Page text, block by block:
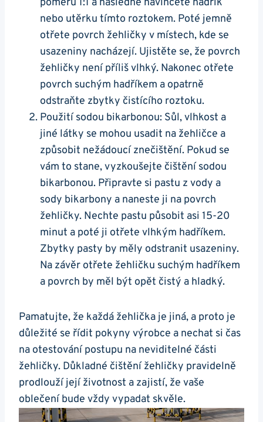
nebo⁤ utěrku tímto roztokem. Poté jemně
‌otřete povrch‌ žehličky v místech,⁢ kde se⁢
usazeniny nacházejí. Ujistěte se, že povrch
žehličky‍ není příliš vlhký. Nakonec‌ otřete⁢
povrch suchým‍ hadříkem a opatrně
odstraňte zbytky čistícího roztoku.
Použití sodou bikarbonou:⁤ Sůl, vlhkost a
jiné látky ⁤se mohou usadit na žehličce a
způsobit nežádoucí znečištění. Pokud se
vám to stane, vyzkoušejte čištění sodou
bikarbonou. Připravte si⁢ pastu z vody a
sody bikarbony a naneste ⁤ji na povrch
žehličky. Nechte pastu působit asi 15-20
minut⁣ a poté‍ ji otřete vlhkým⁣ hadříkem.
Zbytky pasty by měly ‍odstranit usazeniny.
Na závěr​ otřete žehličku suchým ⁤hadříkem
a povrch by měl být opět čistý‍ a hladký.
Pamatujte,‍ že každá žehlička je jiná, a proto je
důležité se řídit‍ pokyny výrobce ⁣a nechat si čas
na otestování postupu na⁣ neviditelné části
žehličky. Důkladné čištění žehličky pravidelně
prodlouží její životnost a zajistí, že ⁤vaše
oblečení bude vždy ​vypadat skvěle.